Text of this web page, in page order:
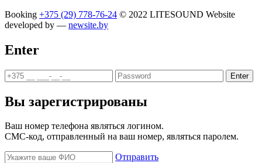
Booking +375 (29) 778-76-24 © 2022 LITESOUND Website
developed by — newsite.by
Enter
Enter
Вы зарегистрированы
Ваш номер телефона являться логином.
СМС-код, отправленный на ваш номер, являться паролем.
Отправить